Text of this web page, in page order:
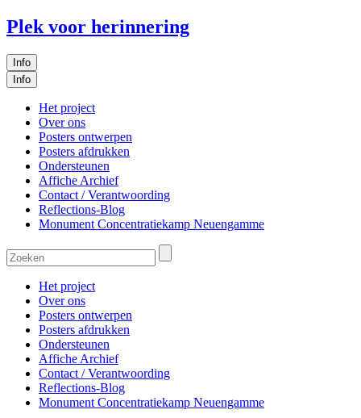
Plek voor herinnering
Info
Info
Het project
Over ons
Posters ontwerpen
Posters afdrukken
Ondersteunen
Affiche Archief
Contact / Verantwoording
Reflections-Blog
Monument Concentratiekamp Neuengamme
Het project
Over ons
Posters ontwerpen
Posters afdrukken
Ondersteunen
Affiche Archief
Contact / Verantwoording
Reflections-Blog
Monument Concentratiekamp Neuengamme